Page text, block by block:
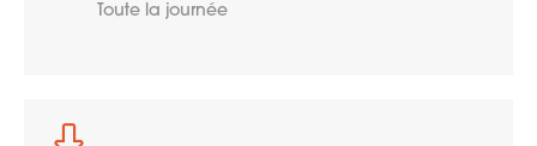
Toute la journée